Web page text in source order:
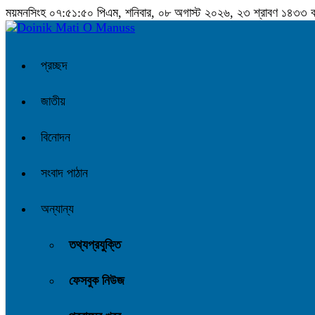
ময়মনসিংহ ০৭:৫১:৫১ পিএম, শনিবার, ০৮ অগাস্ট ২০২৬, ২৩ শ্রাবণ ১৪৩৩
প্রচ্ছদ
জাতীয়
বিনোদন
সংবাদ পাঠান
অন্যান্য
তথ্যপ্রযুক্তি
ফেসবুক নিউজ